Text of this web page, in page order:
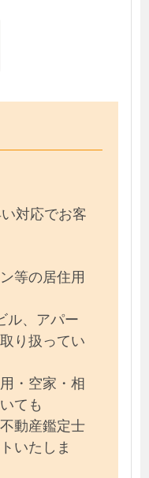
対応でお客
等の居住用
ル、アパー
り扱ってい
・空家・相
ても
動産鑑定士
いたしま